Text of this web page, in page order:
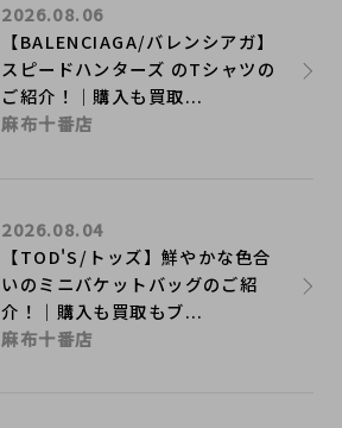
【BALENCIAGA/バレンシアガ】
スピードハンターズ のTシャツの
ご紹介！｜購入も買取...
2026.08.06
麻布十番店
【TOD'S/トッズ】鮮やかな色合
いのミニバケットバッグのご紹
介！｜購入も買取もブ...
2026.08.04
麻布十番店